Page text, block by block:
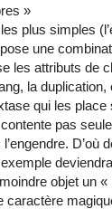
»
plus simples
une
les attributs de
la duplication,
qui les place
pas
D’où
objet un «
caractère